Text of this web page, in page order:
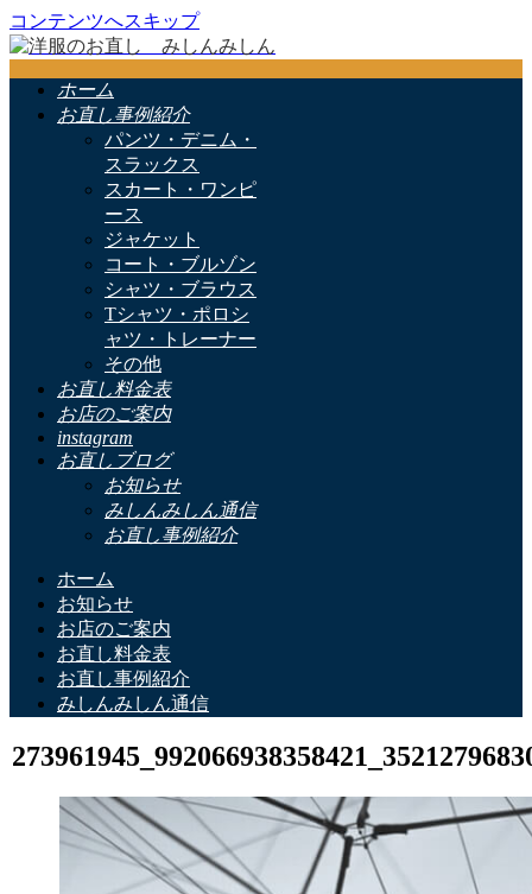
コンテンツへスキップ
ホーム
お直し事例紹介
パンツ・デニム・
スラックス
スカート・ワンピ
ース
ジャケット
コート・ブルゾン
シャツ・ブラウス
Tシャツ・ポロシ
ャツ・トレーナー
その他
お直し料金表
お店のご案内
instagram
お直しブログ
お知らせ
みしんみしん通信
お直し事例紹介
ホーム
お知らせ
お店のご案内
お直し料金表
お直し事例紹介
みしんみしん通信